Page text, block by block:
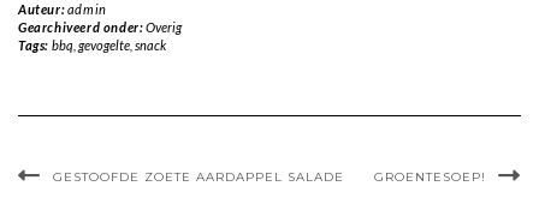
Auteur:admin
Gearchiveerd onder:Overig
Tags: bbq gevogelte, snack
GESTOOFDE ZOETE AARDAPPEL SALADE GROENTESOEP!